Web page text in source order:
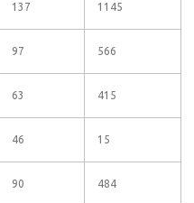
137 1145
97 566
63 415
46 15
90 484